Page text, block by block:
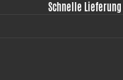
Schnelle